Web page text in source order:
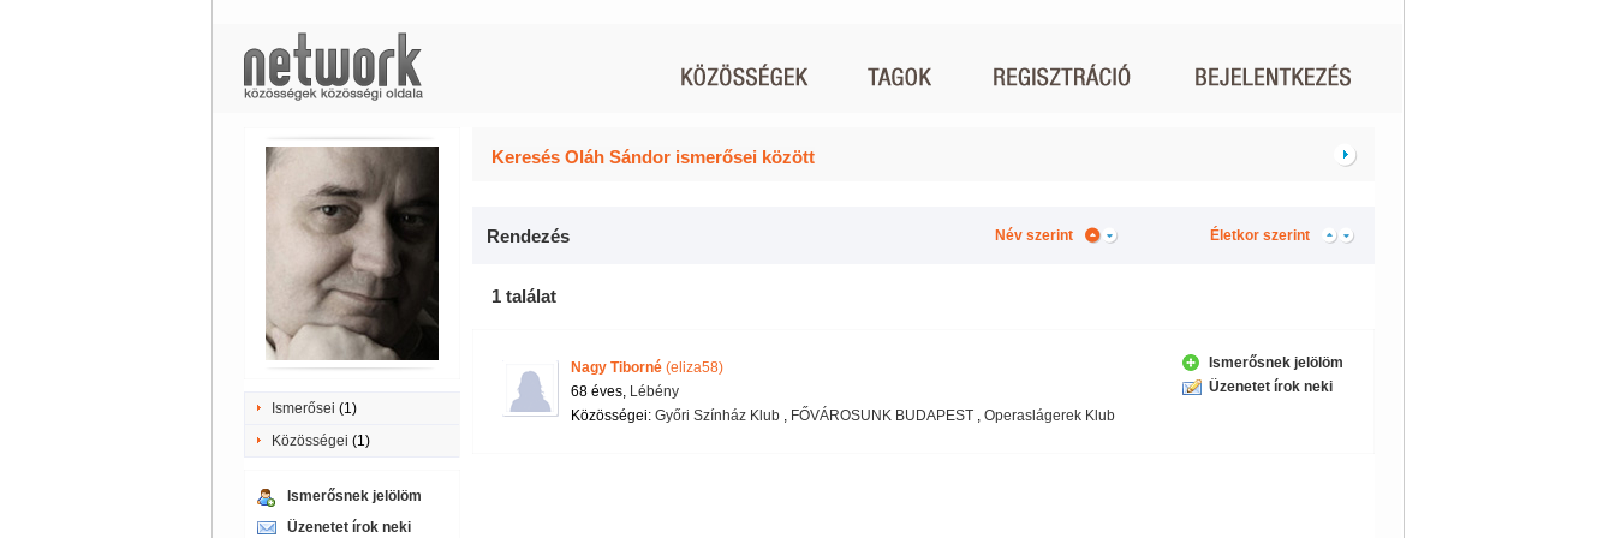
Ismerősei (1)
Közösségei (1)
Ismerősnek jelölöm
Üzenetet írok neki
Keresés Oláh Sándor ismerősei között
Rendezés Név szerint Életkor szerint
1 találat
Nagy Tiborné(eliza58)
68 éves, Lébény
Közösségei: Győri Színház Klub, FŐVÁROSUNK BUDAPEST, Operaslágerek Klub
Ismerősnek jelölöm
Üzenetet írok neki